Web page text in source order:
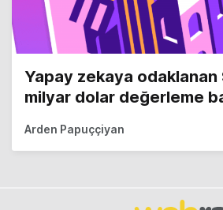
Yapay zekaya odaklanan
milyar dolar değerleme
Arden Papuççiyan